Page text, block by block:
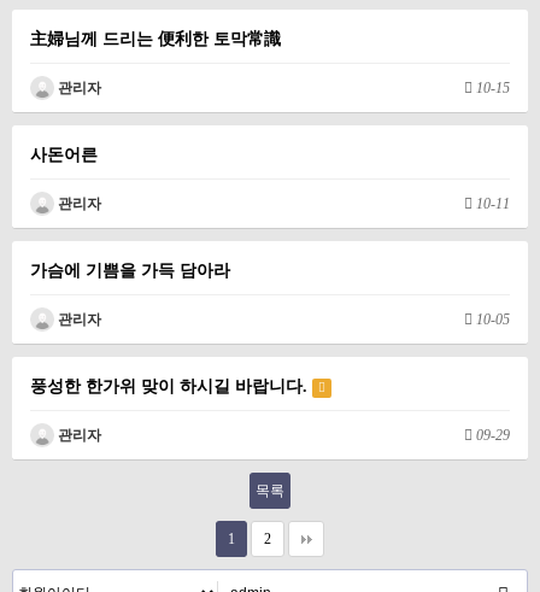
主婦님께 드리는 便利한 토막常識
관리자 10-15
사돈어른
관리자 10-11
가슴에 기쁨을 가득 담아라
관리자 10-05
풍성한 한가위 맞이 하시길 바랍니다.
관리자 09-29
목록
1 2